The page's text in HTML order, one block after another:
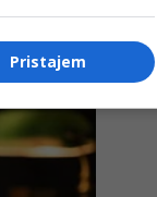
Pristajem